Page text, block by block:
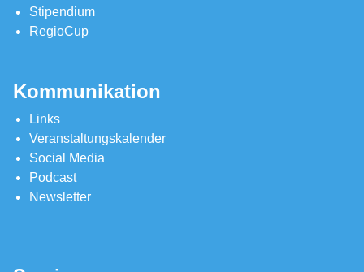
Stipendium
RegioCup
Kommunikation
Links
Veranstaltungskalender
Social Media
Podcast
Newsletter